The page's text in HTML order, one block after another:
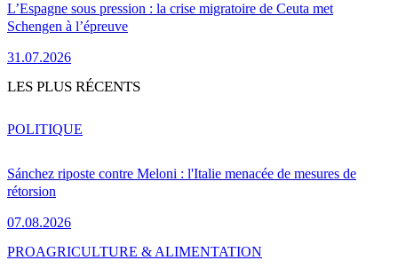
L’Espagne sous pression : la crise migratoire de Ceuta met
Schengen à l’épreuve
31.07.2026
LES PLUS RÉCENTS
Sánchez riposte contre Meloni : l'Italie menacée de mesures de
rétorsion
07.08.2026
POLITIQUE
PROAGRICULTURE & ALIMENTATION